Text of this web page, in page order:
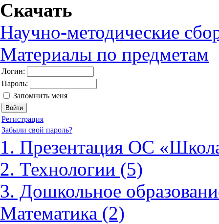
Скачать
Научно-методические
Материалы по предметам
Логин:
Пароль:
Запомнить меня
Регистрация
Забыли свой пароль?
1. Презентация ОС
2. Технологии (5)
3. Дошкольное
Математика (2)